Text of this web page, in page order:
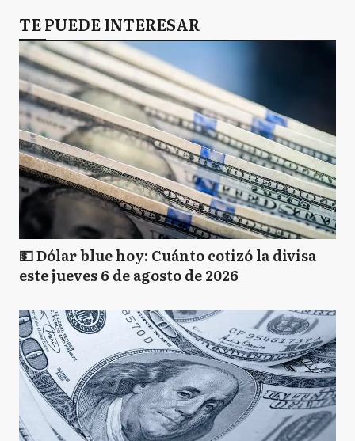
TE PUEDE INTERESAR
💵 Dólar blue hoy: Cuánto cotizó la divisa
este jueves 6 de agosto de 2026